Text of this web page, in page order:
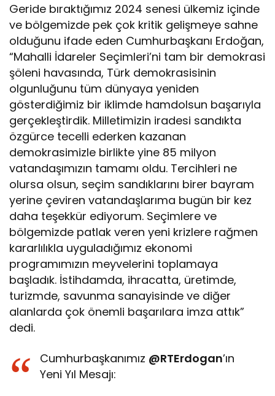
Geride bıraktığımız 2024 senesi ülkemiz içinde
ve bölgemizde pek çok kritik gelişmeye sahne
olduğunu ifade eden Cumhurbaşkanı Erdoğan,
“Mahalli İdareler Seçimleri’ni tam bir demokrasi
şöleni havasında, Türk demokrasisinin
olgunluğunu tüm dünyaya yeniden
gösterdiğimiz bir iklimde hamdolsun başarıyla
gerçekleştirdik. Milletimizin iradesi sandıkta
özgürce tecelli ederken kazanan
demokrasimizle birlikte yine 85 milyon
vatandaşımızın tamamı oldu. Tercihleri ne
olursa olsun, seçim sandıklarını birer bayram
yerine çeviren vatandaşlarıma bugün bir kez
daha teşekkür ediyorum. Seçimlere ve
bölgemizde patlak veren yeni krizlere rağmen
kararlılıkla uyguladığımız ekonomi
programımızın meyvelerini toplamaya
başladık. İstihdamda, ihracatta, üretimde,
turizmde, savunma sanayisinde ve diğer
alanlarda çok önemli başarılara imza attık”
dedi.
Cumhurbaşkanımız @RTErdogan’ın
Yeni Yıl Mesajı: